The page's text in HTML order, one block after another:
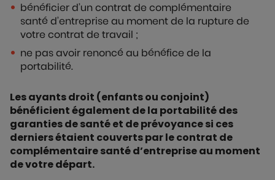
bénéficier d’un contrat de complémentaire
santé d’entreprise au moment de la rupture de
votre contrat de travail ;
ne pas avoir renoncé au bénéfice de la
portabilité.
Les ayants droit (enfants ou conjoint)
bénéficient également de la portabilité des
garanties de santé et de prévoyance si ces
derniers étaient couverts par le contrat de
complémentaire santé d’entreprise au moment
de votre départ.